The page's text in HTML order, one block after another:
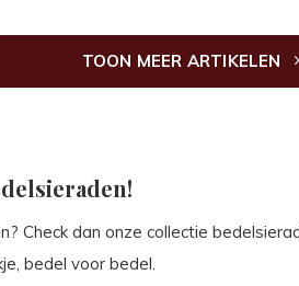
TOON MEER ARTIKELEN
Check dan onze collectie
bedel voor bedel.